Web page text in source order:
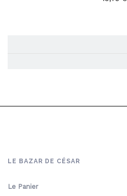
LE BAZAR DE CÉSAR
Le Panier